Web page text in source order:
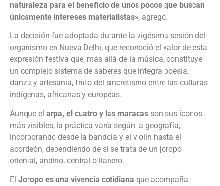
naturaleza para el beneficio de unos pocos que buscan
únicamente intereses materialistas», agregó.
La decisión fue adoptada durante la vigésima sesión del
organismo en Nueva Delhi, que reconoció el valor de esta
expresión festiva que, más allá de la música, constituye
un complejo sistema de saberes que integra poesía,
danza y artesanía, fruto del sincretismo entre las culturas
indígenas, africanas y europeas.
Aunque el arpa, el cuatro y las maracas son sus íconos
más visibles, la práctica varía según la geografía,
incorporando desde la bandola y el violín hasta el
acordeón, dependiendo de si se trata de un joropo
oriental, andino, central o llanero.
El Joropo es una vivencia cotidiana que acompaña